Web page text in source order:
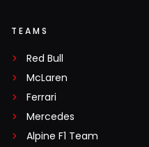
TEAMS
Red Bull
McLaren
Ferrari
Mercedes
Alpine F1 Team